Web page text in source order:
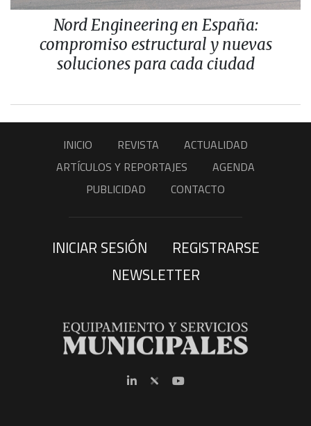
Nord Engineering en España:
compromiso estructural y nuevas
soluciones para cada ciudad
INICIO REVISTA
ACTUALIDAD
ARTÍCULOS Y REPORTAJES
AGENDA
PUBLICIDAD
CONTACTO
INICIAR SESIÓN
REGISTRARSE
NEWSLETTER